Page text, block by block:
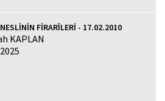
FİRARÎLERİ - 17.02.2010
KAPLAN